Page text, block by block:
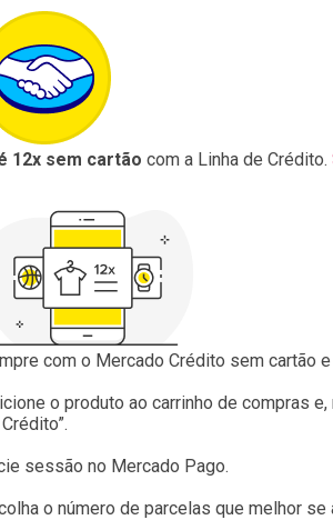
12x sem cartão com a Linha de Crédito.
com o Mercado Crédito sem cartão
o produto ao carrinho de compras e,
sessão no Mercado Pago.
o número de parcelas que melhor